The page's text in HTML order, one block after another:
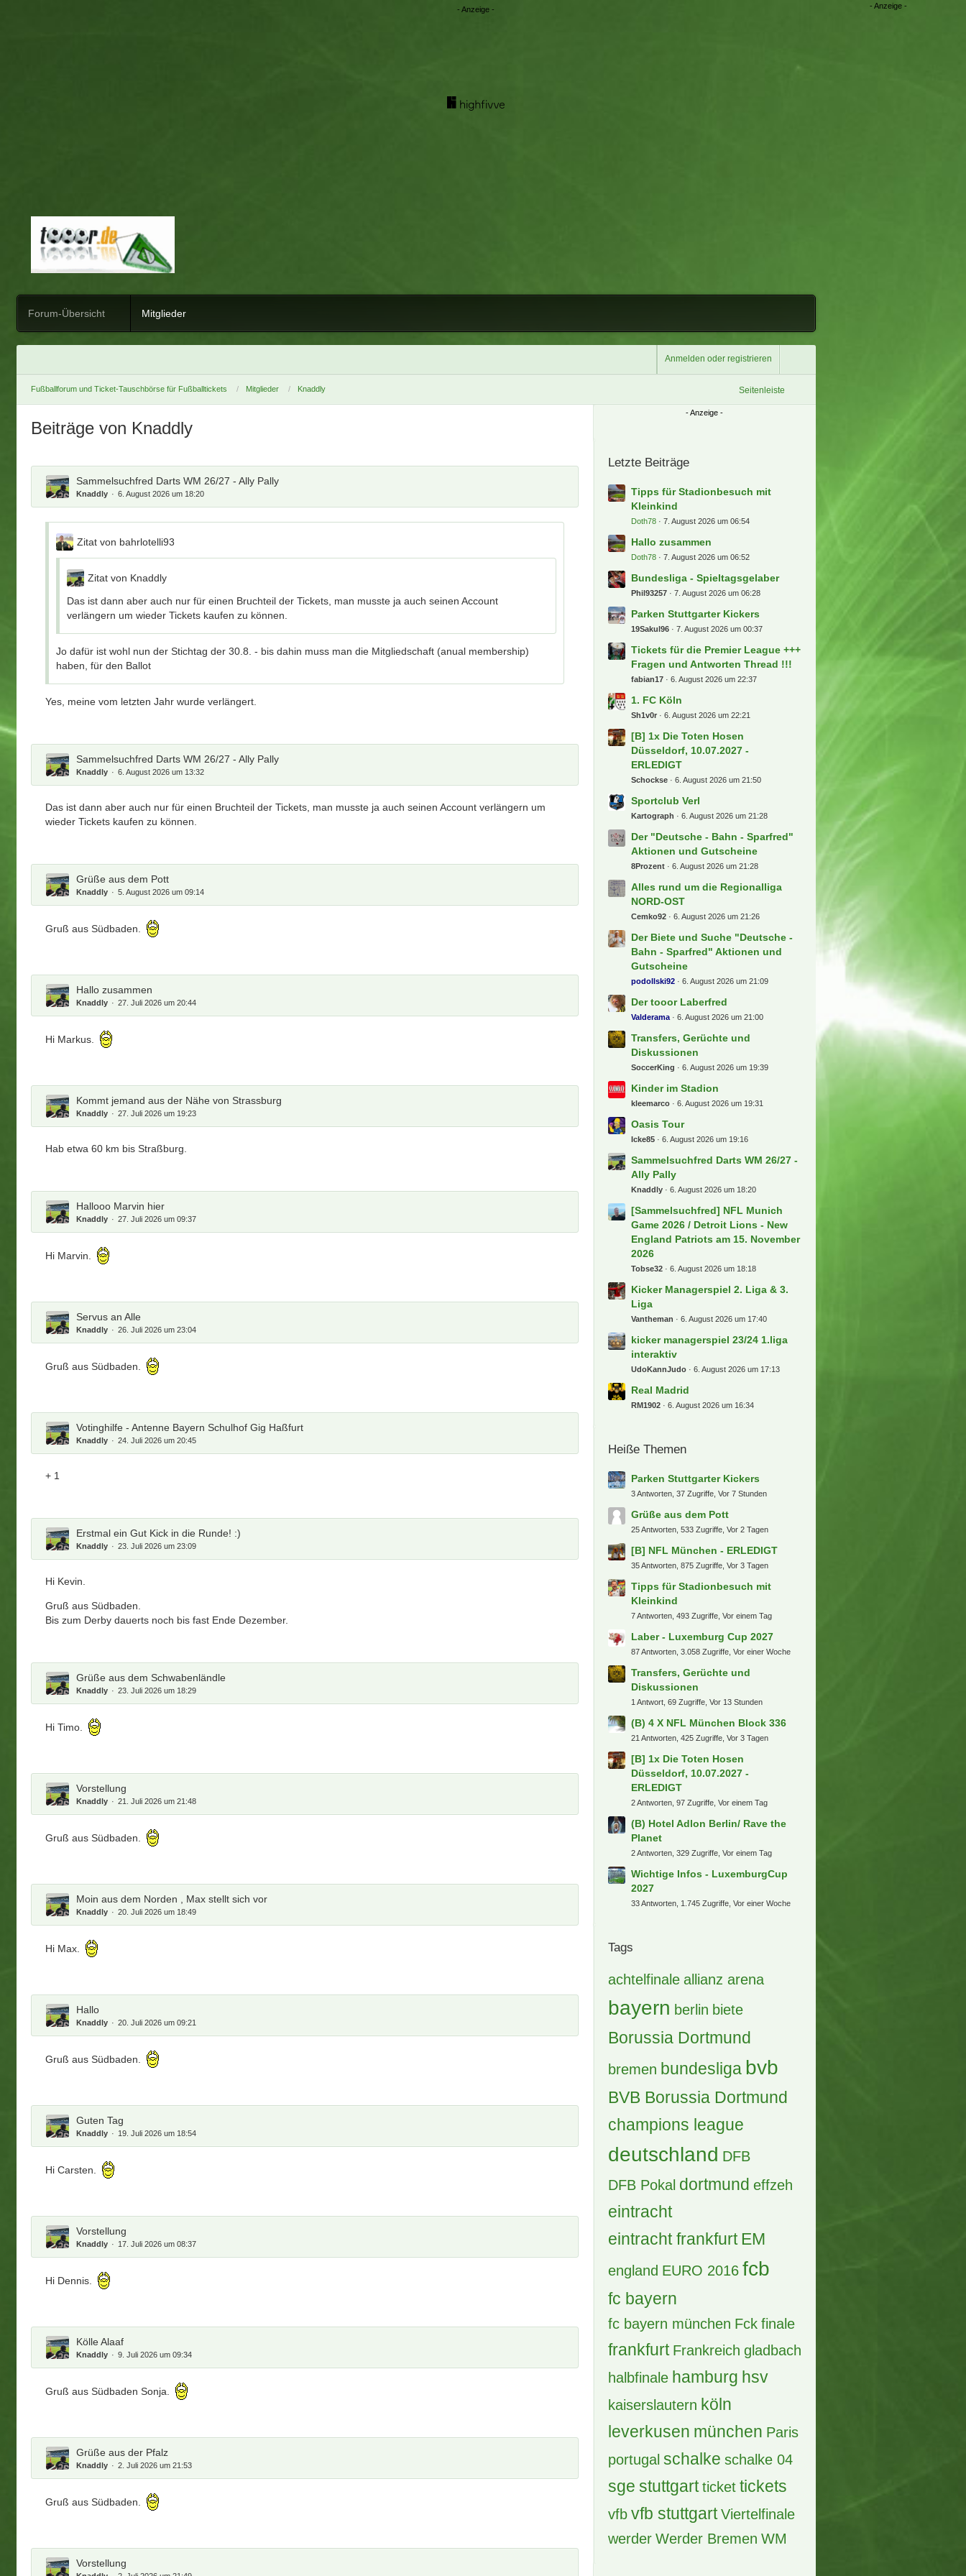
Forum-Übersicht Mitglieder
Anmelden oder registrieren
Fußballforum und Ticket-Tauschbörse für Fußballtickets Mitglieder Knaddly Seitenleiste
Beiträge von Knaddly
Sammelsuchfred Darts WM 26/27 - Ally Pally
Knaddly 6. August 2026 um 18:20
Zitat von bahrlotelli93
Zitat von Knaddly
Das ist dann aber auch nur für einen Bruchteil der Tickets, man musste ja auch seinen Account
verlängern um wieder Tickets kaufen zu können.
Jo dafür ist wohl nun der Stichtag der 30.8. - bis dahin muss man die Mitgliedschaft (anual membership)
haben, für den Ballot
Yes, meine vom letzten Jahr wurde verlängert.
Sammelsuchfred Darts WM 26/27 - Ally Pally
Knaddly 6. August 2026 um 13:32
Das ist dann aber auch nur für einen Bruchteil der Tickets, man musste ja auch seinen Account verlängern um
wieder Tickets kaufen zu können.
Grüße aus dem Pott
Knaddly 5. August 2026 um 09:14
Gruß aus Südbaden.
Hallo zusammen
Knaddly 27. Juli 2026 um 20:44
Hi Markus.
Kommt jemand aus der Nähe von Strassburg
Knaddly 27. Juli 2026 um 19:23
Hab etwa 60 km bis Straßburg.
Hallooo Marvin hier
Knaddly 27. Juli 2026 um 09:37
Hi Marvin.
Servus an Alle
Knaddly 26. Juli 2026 um 23:04
Gruß aus Südbaden.
Votinghilfe - Antenne Bayern Schulhof Gig Haßfurt
Knaddly 24. Juli 2026 um 20:45
+ 1
Erstmal ein Gut Kick in die Runde! :)
Knaddly 23. Juli 2026 um 23:09
Hi Kevin.
Gruß aus Südbaden.
Bis zum Derby dauerts noch bis fast Ende Dezember.
Grüße aus dem Schwabenländle
Knaddly 23. Juli 2026 um 18:29
Hi Timo.
Vorstellung
Knaddly 21. Juli 2026 um 21:48
Gruß aus Südbaden.
Moin aus dem Norden , Max stellt sich vor
Knaddly 20. Juli 2026 um 18:49
Hi Max.
Hallo
Knaddly 20. Juli 2026 um 09:21
Gruß aus Südbaden.
Guten Tag
Knaddly 19. Juli 2026 um 18:54
Hi Carsten.
Vorstellung
Knaddly 17. Juli 2026 um 08:37
Hi Dennis.
Kölle Alaaf
Knaddly 9. Juli 2026 um 09:34
Gruß aus Südbaden Sonja.
Grüße aus der Pfalz
Knaddly 2. Juli 2026 um 21:53
Gruß aus Südbaden.
Vorstellung
Letzte Beiträge
Tipps für Stadionbesuch mit
Kleinkind
Doth78 7. August 2026 um 06:54
Hallo zusammen
Doth78 7. August 2026 um 06:52
Bundesliga - Spieltagsgelaber
Phil93257 7. August 2026 um 06:28
Parken Stuttgarter Kickers
19Sakul96 7. August 2026 um 00:37
Tickets für die Premier League +++
Fragen und Antworten Thread !!!
fabian17 6. August 2026 um 22:37
1. FC Köln
Sh1v0r 6. August 2026 um 22:21
[B] 1x Die Toten Hosen
Düsseldorf, 10.07.2027 -
ERLEDIGT
Schockse 6. August 2026 um 21:50
Sportclub Verl
Kartograph 6. August 2026 um 21:28
Der "Deutsche - Bahn - Sparfred"
Aktionen und Gutscheine
8Prozent 6. August 2026 um 21:28
Alles rund um die Regionalliga
NORD-OST
Cemko92 6. August 2026 um 21:26
Der Biete und Suche "Deutsche -
Bahn - Sparfred" Aktionen und
Gutscheine
podollski92 6. August 2026 um 21:09
Der tooor Laberfred
Valderama 6. August 2026 um 21:00
Transfers, Gerüchte und
Diskussionen
SoccerKing 6. August 2026 um 19:39
Kinder im Stadion
kleemarco 6. August 2026 um 19:31
Oasis Tour
Icke85 6. August 2026 um 19:16
Sammelsuchfred Darts WM 26/27 -
Ally Pally
Knaddly 6. August 2026 um 18:20
[Sammelsuchfred] NFL Munich
Game 2026 / Detroit Lions - New
England Patriots am 15. November
2026
Tobse32 6. August 2026 um 18:18
Kicker Managerspiel 2. Liga & 3.
Liga
Vantheman 6. August 2026 um 17:40
kicker managerspiel 23/24 1.liga
interaktiv
UdoKannJudo 6. August 2026 um 17:13
Real Madrid
RM1902 6. August 2026 um 16:34
Heiße Themen
Parken Stuttgarter Kickers
3 Antworten, 37 Zugriffe, Vor 7 Stunden
Grüße aus dem Pott
25 Antworten, 533 Zugriffe, Vor 2 Tagen
[B] NFL München - ERLEDIGT
35 Antworten, 875 Zugriffe, Vor 3 Tagen
Tipps für Stadionbesuch mit
Kleinkind
7 Antworten, 493 Zugriffe, Vor einem Tag
Laber - Luxemburg Cup 2027
87 Antworten, 3.058 Zugriffe, Vor einer Woche
Transfers, Gerüchte und
Diskussionen
1 Antwort, 69 Zugriffe, Vor 13 Stunden
(B) 4 X NFL München Block 336
21 Antworten, 425 Zugriffe, Vor 3 Tagen
[B] 1x Die Toten Hosen
Düsseldorf, 10.07.2027 -
ERLEDIGT
2 Antworten, 97 Zugriffe, Vor einem Tag
(B) Hotel Adlon Berlin/ Rave the
Planet
2 Antworten, 329 Zugriffe, Vor einem Tag
Wichtige Infos - LuxemburgCup
2027
33 Antworten, 1.745 Zugriffe, Vor einer Woche
Tags
achtelfinale allianz arena
bayern berlin biete
Borussia Dortmund
bremen bundesliga bvb
BVB Borussia Dortmund
champions league
deutschland DFB
DFB Pokal dortmund effzeh
eintracht
eintracht frankfurt EM
england EURO 2016 fcb
fc bayern
fc bayern münchen Fck finale
frankfurt Frankreich gladbach
halbfinale hamburg hsv
kaiserslautern köln
leverkusen münchen Paris
portugal schalke schalke 04
sge stuttgart ticket tickets
vfb vfb stuttgart Viertelfinale
werder Werder Bremen WM